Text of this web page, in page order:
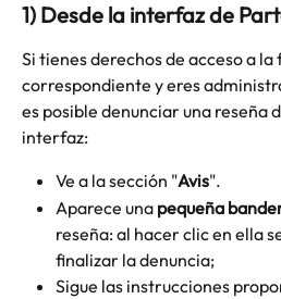
1) Desde la interfaz de
Si tienes derechos de acceso a la
correspondiente y eres
es posible denunciar una reseña
interfaz:
Ve a la sección "Avis".
Aparece una pequeña
reseña: al hacer clic en ella
finalizar la denuncia;
Sigue las instrucciones